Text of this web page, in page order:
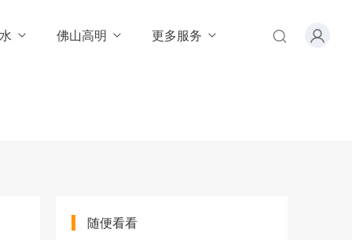
佛山高明 更多服务
随便看看